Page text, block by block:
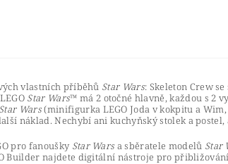
vlastních příběhů Star Wars: Skeleton Crew
Star Wars™ má 2 otočné hlavně, každou s 2
Star Wars(minifigurka LEGO Joda v kokpitu a
náklad. Nechybí ani kuchyňský stolek a
pro fanoušky Star Wars a sběratele modelů Star
Builder najdete digitální nástroje pro